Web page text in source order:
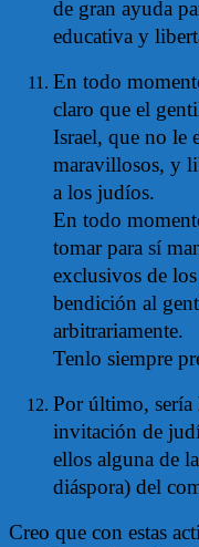
de gran ayuda
educativa y
En todo
claro que el
Israel, que no le
maravillosos, y
a los judíos.
En todo
tomar para sí
exclusivos de
bendición al
arbitrariamente.
Tenlo siempre
Por último, sería
invitación de
ellos alguna de
diáspora) del
Creo que con estas